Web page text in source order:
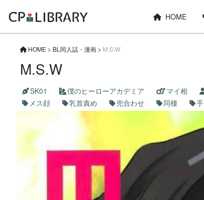
HOME
HOME > BL同人誌・漫画 > M.S.W
M.S.W
SK01 僕のヒーローアカデミア マイ相
メス顔
乳首責め 兜合わせ 同棲